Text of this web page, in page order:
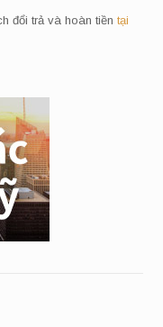
đổi trả và hoàn tiềntại